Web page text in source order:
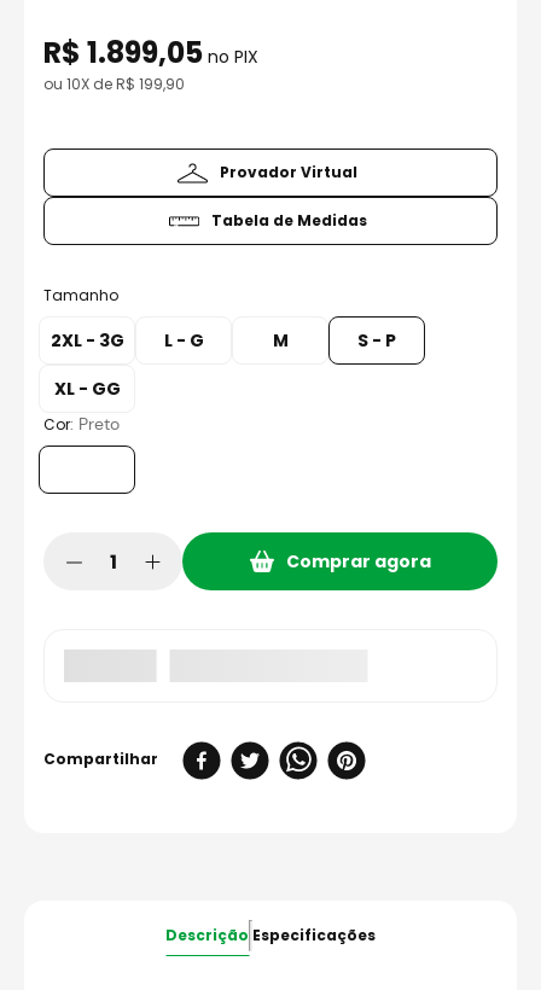
9º capacete ls2
10º race tech
R$ 1.899,05 no PIX
ou 10X deR$ 199,90
Tamanho
2XL - 3G L - G M
S - P
XL - GG
Cor: Preto
Provador Virtual
Tabela de Medidas
Comprar agora
Descrição Especificações